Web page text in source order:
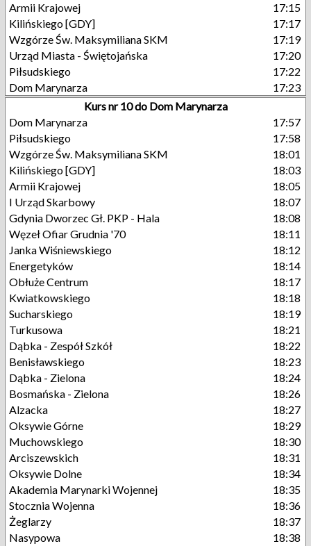
Armii Krajowej
17:15
Kilińskiego [GDY]
17:17
Wzgórze Św. Maksymiliana SKM
17:19
Urząd Miasta - Świętojańska
17:20
Piłsudskiego
17:22
Dom Marynarza
17:23
Kurs nr 10 do Dom Marynarza
Dom Marynarza
17:57
Piłsudskiego
17:58
Wzgórze Św. Maksymiliana SKM
18:01
Kilińskiego [GDY]
18:03
Armii Krajowej
18:05
I Urząd Skarbowy
18:07
Gdynia Dworzec Gł. PKP - Hala
18:08
Węzeł Ofiar Grudnia '70
18:11
Janka Wiśniewskiego
18:12
Energetyków
18:14
Obłuże Centrum
18:17
Kwiatkowskiego
18:18
Sucharskiego
18:19
Turkusowa
18:21
Dąbka - Zespół Szkół
18:22
Benisławskiego
18:23
Dąbka - Zielona
18:24
Bosmańska - Zielona
18:26
Alzacka
18:27
Oksywie Górne
18:29
Muchowskiego
18:30
Arciszewskich
18:31
Oksywie Dolne
18:34
Akademia Marynarki Wojennej
18:35
Stocznia Wojenna
18:36
Żeglarzy
18:37
Nasypowa
18:38